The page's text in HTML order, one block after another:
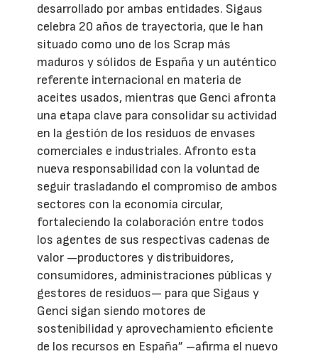
desarrollado por ambas entidades. Sigaus
celebra 20 años de trayectoria, que le han
situado como uno de los Scrap más
maduros y sólidos de España y un auténtico
referente internacional en materia de
aceites usados, mientras que Genci afronta
una etapa clave para consolidar su actividad
en la gestión de los residuos de envases
comerciales e industriales. Afronto esta
nueva responsabilidad con la voluntad de
seguir trasladando el compromiso de ambos
sectores con la economía circular,
fortaleciendo la colaboración entre todos
los agentes de sus respectivas cadenas de
valor —productores y distribuidores,
consumidores, administraciones públicas y
gestores de residuos— para que Sigaus y
Genci sigan siendo motores de
sostenibilidad y aprovechamiento eficiente
de los recursos en España” –afirma el nuevo